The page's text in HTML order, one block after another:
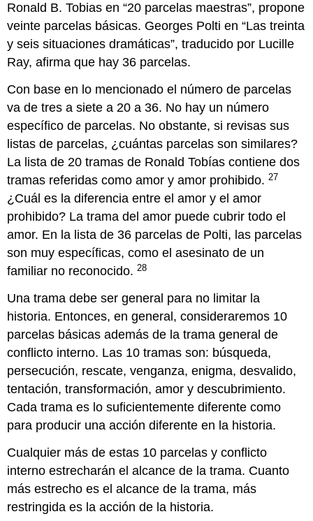
Ronald B. Tobias en “20 parcelas maestras”, propone
veinte parcelas básicas. Georges Polti en “Las treinta
y seis situaciones dramáticas”, traducido por Lucille
Ray, afirma que hay 36 parcelas.
Con base en lo mencionado el número de parcelas
va de tres a siete a 20 a 36. No hay un número
específico de parcelas. No obstante, si revisas sus
listas de parcelas, ¿cuántas parcelas son similares?
La lista de 20 tramas de Ronald Tobías contiene dos
tramas referidas como amor y amor prohibido.27
¿Cuál es la diferencia entre el amor y el amor
prohibido? La trama del amor puede cubrir todo el
amor. En la lista de 36 parcelas de Polti, las parcelas
son muy específicas, como el asesinato de un
familiar no reconocido.28
Una trama debe ser general para no limitar la
historia. Entonces, en general, consideraremos 10
parcelas básicas además de la trama general de
conflicto interno. Las 10 tramas son: búsqueda,
persecución, rescate, venganza, enigma, desvalido,
tentación, transformación, amor y descubrimiento.
Cada trama es lo suficientemente diferente como
para producir una acción diferente en la historia.
Cualquier más de estas 10 parcelas y conflicto
interno estrecharán el alcance de la trama. Cuanto
más estrecho es el alcance de la trama, más
restringida es la acción de la historia.